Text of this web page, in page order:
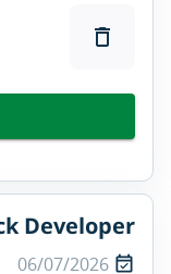
Developer
06/07/2026